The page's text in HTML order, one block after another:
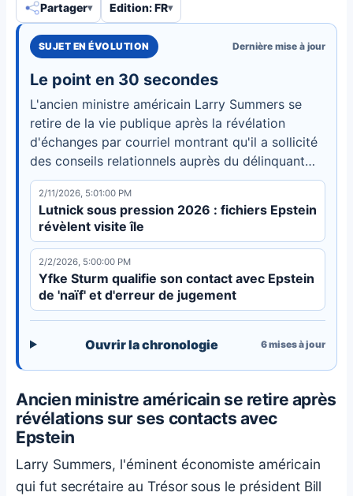
Partager Edition: FR
SUJET EN ÉVOLUTION Dernière mise à jour
Le point en 30 secondes
L'ancien ministre américain Larry Summers se
retire de la vie publique après la révélation
d'échanges par courriel montrant qu'il a sollicité
des conseils relationnels auprès du délinquant
sexuel Jeffrey Epstein jusqu'à juste avant son
arrestation en 2019.
2/11/2026, 5:01:00 PM
Lutnick sous pression 2026 : fichiers Epstein
révèlent visite île
2/2/2026, 5:00:00 PM
Yfke Sturm qualifie son contact avec Epstein
de 'naïf' et d'erreur de jugement
Ouvrir la chronologie 6mises à jour
Ancien ministre américain se retire après
révélations sur ses contacts avec
Epstein
Larry Summers, l'éminent économiste américain
qui fut secrétaire au Trésor sous le président Bill